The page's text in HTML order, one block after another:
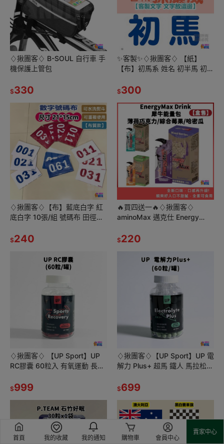
首頁 我的收藏 我的通知 購物車 會員中心
賣家中心
♢揪團客♢ B-SOUL 自行車 手
機保護上管包
$330
✨客製✨♢揪團客♢ 【紙】
【布】初馬系 姓名 初半馬 初馬
生日馬 號碼布
$300
♢揪團客♢【布】藍底白字 紅
底白字 10張/組 號碼布 田徑運
客製化 可聊聊
$240
🔥買四送一🔥♢揪團客♢
aminoMax 邁克仕 Energy
綜合莓果 哈密瓜
$220
♢揪團客♢ 【UP Sport】UP
RC膠囊 60粒入 有氧運動 長距
$999
♢揪團客♢【UP Sport】UP 電
解力 Plus+ 超馬 鐵人 馬拉松補
運動
$699